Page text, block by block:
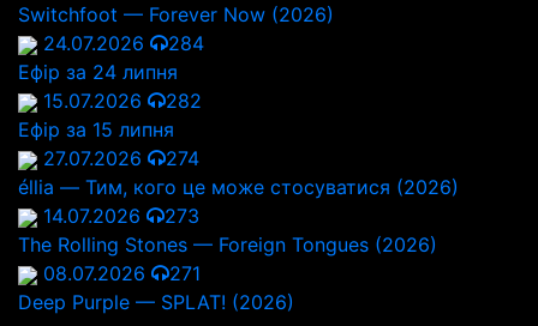
Switchfoot — Forever Now (2026)
24.07.2026
284
Ефір за 24 липня
15.07.2026
282
Ефір за 15 липня
27.07.2026
274
éllia — Тим, кого це може стосуватися (2026)
14.07.2026
273
The Rolling Stones — Foreign Tongues (2026)
08.07.2026
271
Deep Purple — SPLAT! (2026)